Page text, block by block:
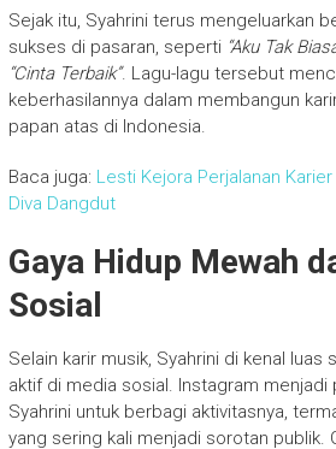
Sejak itu, Syahrini terus mengeluarkan
sukses di pasaran, seperti “Aku Tak
“Cinta Terbaik”. Lagu-lagu tersebut
keberhasilannya dalam membangun
papan atas di Indonesia.
Baca juga: Lesti Kejora Perjalanan
Diva Dangdut
Gaya Hidup Mewah
Sosial
Selain karir musik, Syahrini di kenal
aktif di media sosial. Instagram
Syahrini untuk berbagi aktivitasnya,
yang sering kali menjadi sorotan publik.